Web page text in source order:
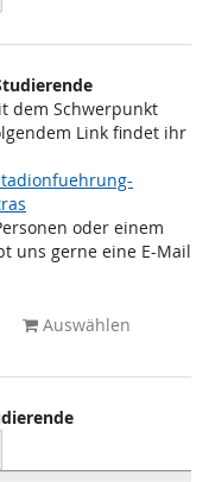
dem Schwerpunkt
Link findet ihr
oder einem
uns gerne eine E-Mail
Auswählen